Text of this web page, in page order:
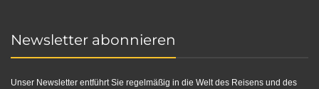
Newsletter abonnieren
Unser Newsletter entführt Sie regelmäßig in die Welt des Reisens und des